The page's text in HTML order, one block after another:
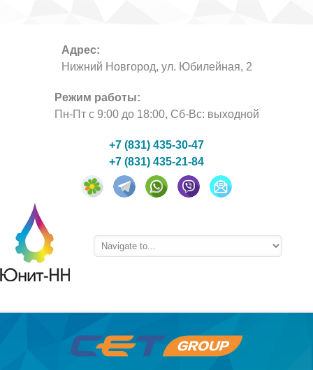
Адрес:
Нижний Новгород, ул. Юбилейная, 2
Режим работы:
Пн-Пт с 9:00 до 18:00, Сб-Вс: выходной
+7 (831) 435-30-47
+7 (831) 435-21-84
Термопленки, резиновые валы,